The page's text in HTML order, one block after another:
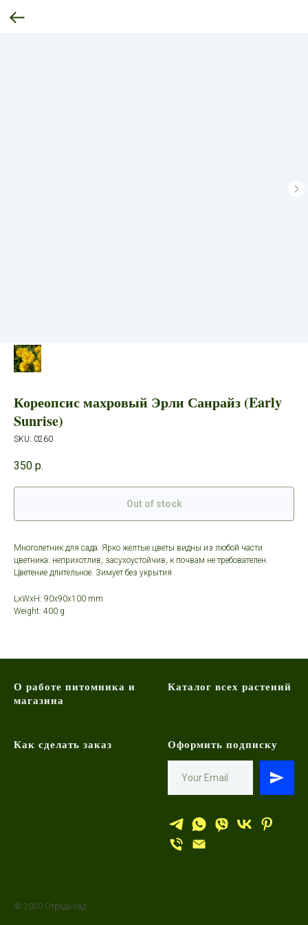
Кореопсис махровый Эрли Санрайз (Early
Sunrise)
SKU: 0260
350 р.
Out of stock
Многолетник для сада. Ярко желтые цветы видны из любой части
цветника. неприхотлив, засухоустойчив, к почвам не требователен.
Цветение длительное. Зимует без укрытия
LxWxH: 90x90x100 mm
Weight: 400 g
О работе питомника и
магазина
Каталог всех растений
Как сделать заказ Оформить подписку
© 2020 Отрада сад